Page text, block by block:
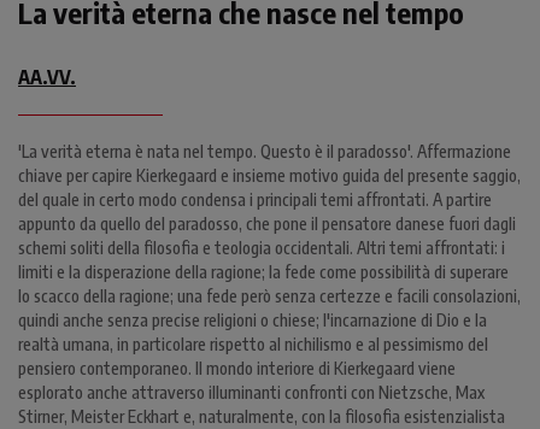
La verità eterna che nasce nel tempo
AA.VV.
'La verità eterna è nata nel tempo. Questo è il paradosso'. Affermazione
chiave per capire Kierkegaard e insieme motivo guida del presente saggio,
del quale in certo modo condensa i principali temi affrontati. A partire
appunto da quello del paradosso, che pone il pensatore danese fuori dagli
schemi soliti della filosofia e teologia occidentali. Altri temi affrontati: i
limiti e la disperazione della ragione; la fede come possibilità di superare
lo scacco della ragione; una fede però senza certezze e facili consolazioni,
quindi anche senza precise religioni o chiese; l'incarnazione di Dio e la
realtà umana, in particolare rispetto al nichilismo e al pessimismo del
pensiero contemporaneo. Il mondo interiore di Kierkegaard viene
esplorato anche attraverso illuminanti confronti con Nietzsche, Max
Stirner, Meister Eckhart e, naturalmente, con la filosofia esistenzialista